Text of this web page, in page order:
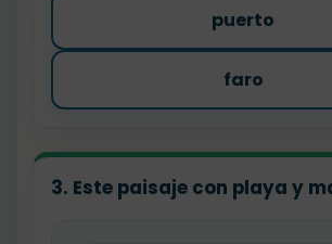
puerto
faro
3. Este paisaje con playa y